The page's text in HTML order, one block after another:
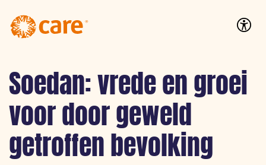
Soedan: vrede en groei
voor door geweld
getroffen bevolking